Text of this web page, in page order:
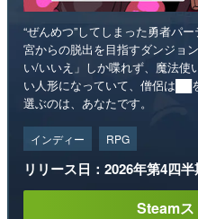
“ぜんめつ”してしまった勇者パ
宮からの脱出を目指すダンジョ
い/いいえ」しか喋れず、魔法使
い人形になっていて、僧侶は██
選ぶのは、あなたです。
インディー RPG
リリース日：2026年第4四
Steam